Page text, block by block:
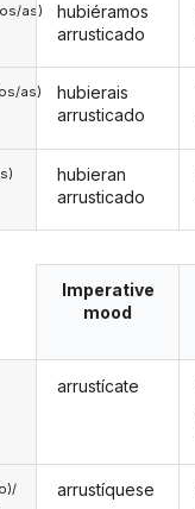
as)
as)
hubiéramos
arrusticado
hubierais
arrusticado
hubieran
arrusticado
Imperative
mood
arrustícate
arrustíquese